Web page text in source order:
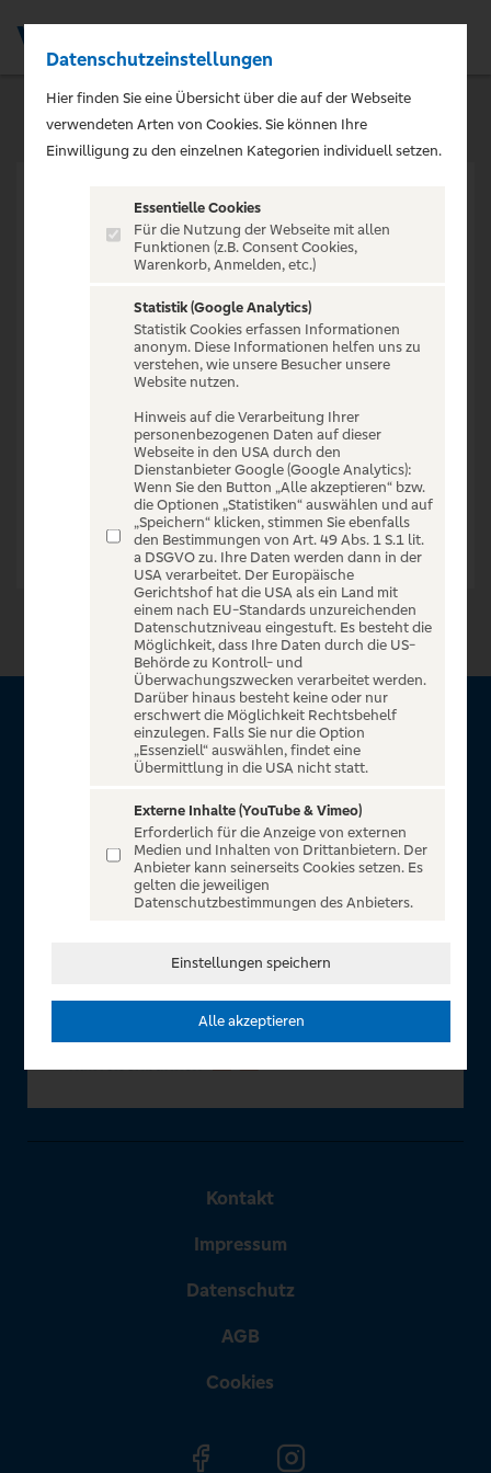
VERANSTALTUNG NICHT
GEFUNDEN
Zur Startseite
Über VR Entertain
für alle Kunden der Volksbanken Raiffeisenbanken. Auf
unserem einzigartigen Portal finden Sie Tickets für
atemberaubende Konzerte, Musicals und Shows, die
Fußball-Bundesliga sowie die Champions League und die
In Zusammenarbeit mit
Kontakt
Impressum
Datenschutz
AGB
Cookies
Datenschutzeinstellungen
Hier finden Sie eine Übersicht über die auf der Webseite
verwendeten Arten von Cookies. Sie können Ihre
Einwilligung zu den einzelnen Kategorien individuell setzen.
Essentielle Cookies
Für die Nutzung der Webseite mit allen
Funktionen (z.B. Consent Cookies,
Warenkorb, Anmelden, etc.)
Statistik (Google Analytics)
Statistik Cookies erfassen Informationen
anonym. Diese Informationen helfen uns zu
verstehen, wie unsere Besucher unsere
Website nutzen.
Hinweis auf die Verarbeitung Ihrer
personenbezogenen Daten auf dieser
Webseite in den USA durch den
Dienstanbieter Google (Google Analytics):
Wenn Sie den Button „Alle akzeptieren“ bzw.
die Optionen „Statistiken“ auswählen und auf
„Speichern“ klicken, stimmen Sie ebenfalls
den Bestimmungen von Art. 49 Abs. 1 S.1 lit.
a DSGVO zu. Ihre Daten werden dann in der
USA verarbeitet. Der Europäische
Gerichtshof hat die USA als ein Land mit
einem nach EU-Standards unzureichenden
Datenschutzniveau eingestuft. Es besteht die
Möglichkeit, dass Ihre Daten durch die US-
Behörde zu Kontroll- und
Überwachungszwecken verarbeitet werden.
Darüber hinaus besteht keine oder nur
erschwert die Möglichkeit Rechtsbehelf
einzulegen. Falls Sie nur die Option
„Essenziell“ auswählen, findet eine
Übermittlung in die USA nicht statt.
Externe Inhalte (YouTube & Vimeo)
Erforderlich für die Anzeige von externen
Medien und Inhalten von Drittanbietern. Der
Anbieter kann seinerseits Cookies setzen. Es
gelten die jeweiligen
Datenschutzbestimmungen des Anbieters.
Einstellungen speichern
Alle akzeptieren